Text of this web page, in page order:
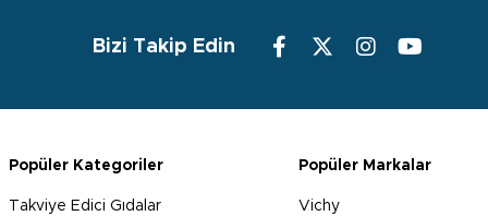
Bizi Takip Edin
Popüler Kategoriler
Takviye Edici Gıdalar
Popüler Markalar
Vichy